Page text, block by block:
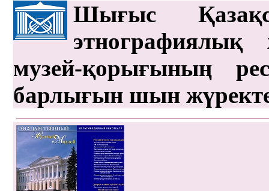
Шығыс
этнографиялық
музей-қорығының
барлығын шын